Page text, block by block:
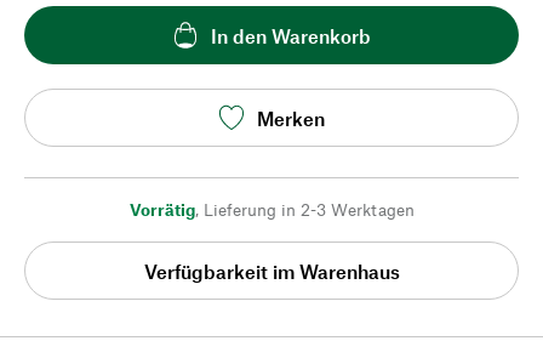
In den Warenkorb
Merken
Vorrätig, Lieferung in 2-3 Werktagen
Verfügbarkeit im Warenhaus